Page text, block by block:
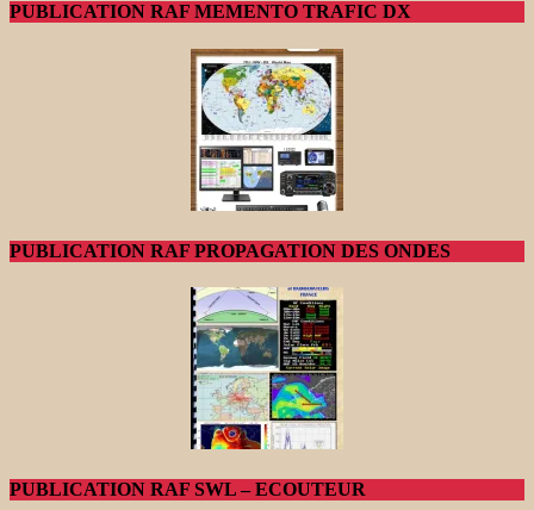
PUBLICATION RAF MEMENTO TRAFIC DX
PUBLICATION RAF PROPAGATION DES ONDES
PUBLICATION RAF SWL – ECOUTEUR